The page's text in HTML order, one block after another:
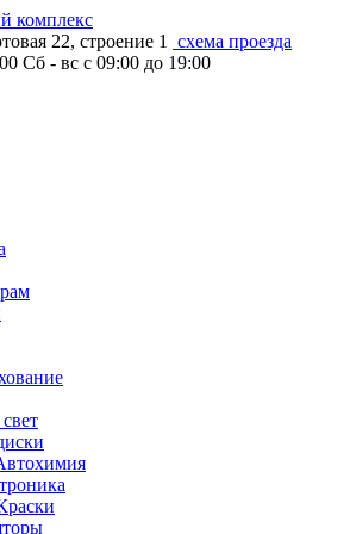
комплекс
22, строение 1
схема проезда
Сб - вс с 09:00 до 19:00